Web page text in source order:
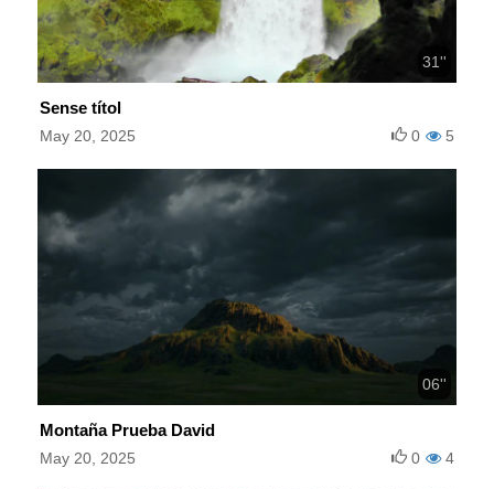
31''
Sense títol
May 20, 2025 5
0
06''
Montaña Prueba David
May 20, 2025 4
0